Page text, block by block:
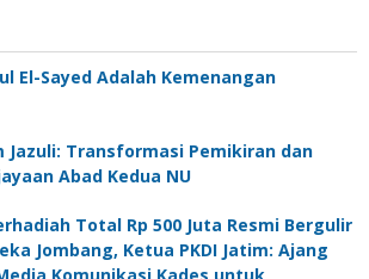
El-Sayed Adalah Kemenangan
Jazuli: Transformasi Pemikiran dan
Abad Kedua NU
Total Rp 500 Juta Resmi Bergulir
Jombang, Ketua PKDI Jatim: Ajang